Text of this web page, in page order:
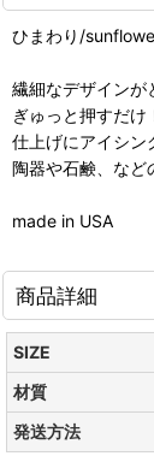
ひまわり/
繊細なデザインが
ぎゅっと押すだけ
仕上げにアイシン
陶器や石鹸、など
made in USA
商品詳細
SIZE
材質
発送方法